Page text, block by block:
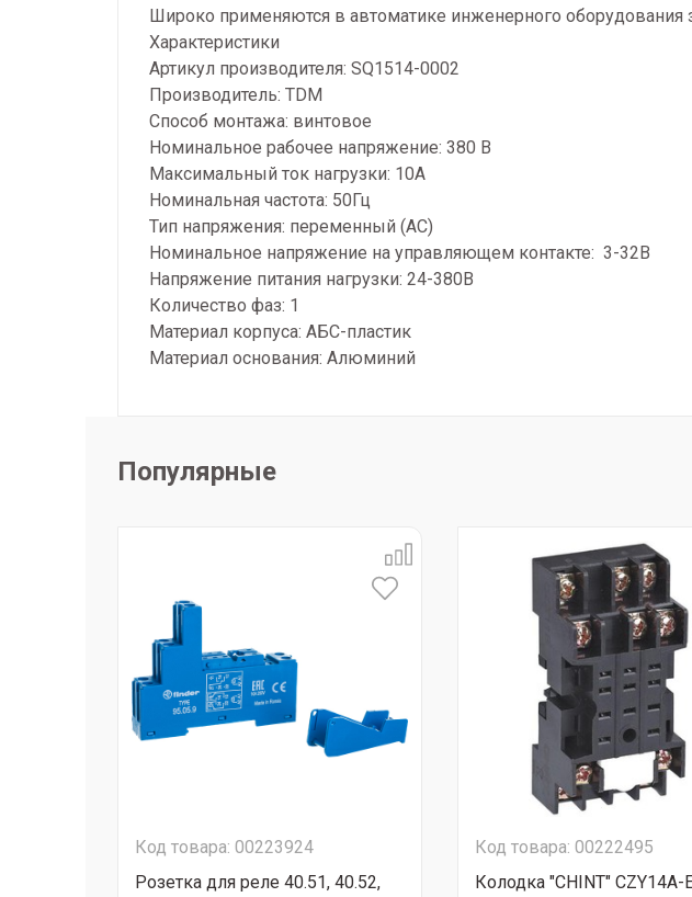
Широко применяются в автоматике инженерного оборудования
Характеристики
Артикул производителя: SQ1514-0002
Производитель: TDM
Способ монтажа: винтовое
Номинальное рабочее напряжение: 380 В
Максимальный ток нагрузки: 10А
Номинальная частота: 50Гц
Тип напряжения: переменный (AC)
Номинальное напряжение на управляющем контакте: 3-32В
Напряжение питания нагрузки: 24-380В
Количество фаз: 1
Материал корпуса: AБС-пластик
Материал основания: Алюминий
Популярные
Код товара: 00223924
Розетка для реле 40.51, 40.52,
Код товара: 00222495
Колодка "CHINT" CZY14A-